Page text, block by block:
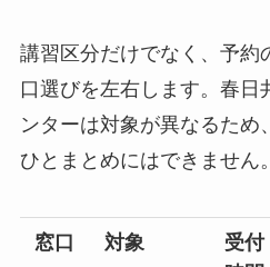
講習区分だけでなく、予約
口選びを左右します。春日
ンターは対象が異なるため
ひとまとめにはできません。
窓口 対象
受付